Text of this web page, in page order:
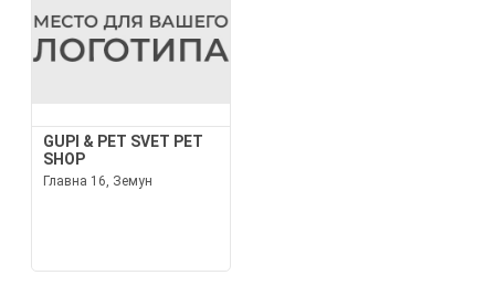
GUPI & PET SVET PET
SHOP
Главна 16, Земун